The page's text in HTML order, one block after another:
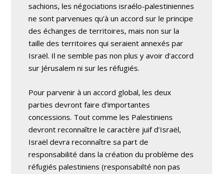
sachions, les négociations israélo-palestiniennes
ne sont parvenues qu’à un accord sur le principe
des échanges de territoires, mais non sur la
taille des territoires qui seraient annexés par
Israël. Il ne semble pas non plus y avoir d’accord
sur Jérusalem ni sur les réfugiés.
Pour parvenir à un accord global, les deux
parties devront faire d’importantes
concessions. Tout comme les Palestiniens
devront reconnaître le caractère juif d’Israël,
Israël devra reconnaître sa part de
responsabilité dans la création du problème des
réfugiés palestiniens (responsabilté non pas